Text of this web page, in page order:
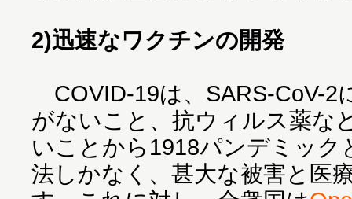
2)迅速なワクチンの開発
COVID-19は、SARS-CoV-2
がないこと、抗ウィルス薬な
いことから1918パンデミック
法しかなく、甚大な被害と医